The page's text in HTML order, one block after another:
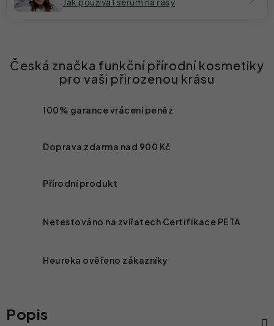
100% garance vrácení peněz
Doprava zdarma nad 900 Kč
Přírodní produkt
Netestováno na zvířatech Certifikace PETA
Heureka ověřeno zákazníky
Popis